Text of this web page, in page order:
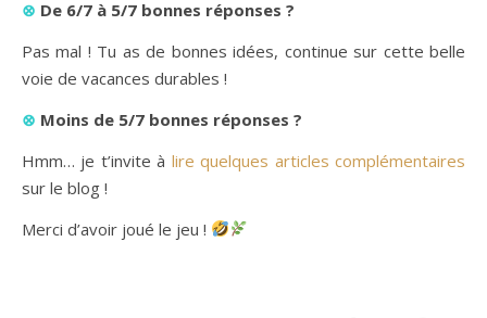
⊗ De 6/7 à 5/7 bonnes réponses ?
Pas mal ! Tu as de bonnes idées, continue sur cette belle
voie de vacances durables !
⊗ Moins de 5/7 bonnes réponses ?
Hmm… je t’invite à lire quelques articles complémentaires
sur le blog !
Merci d’avoir joué le jeu !